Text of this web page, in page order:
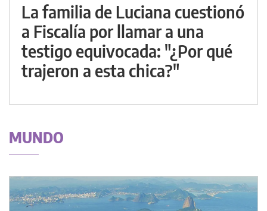
La familia de Luciana cuestionó
a Fiscalía por llamar a una
testigo equivocada: "¿Por qué
trajeron a esta chica?"
MUNDO